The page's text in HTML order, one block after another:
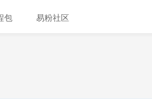
包 易粉社区